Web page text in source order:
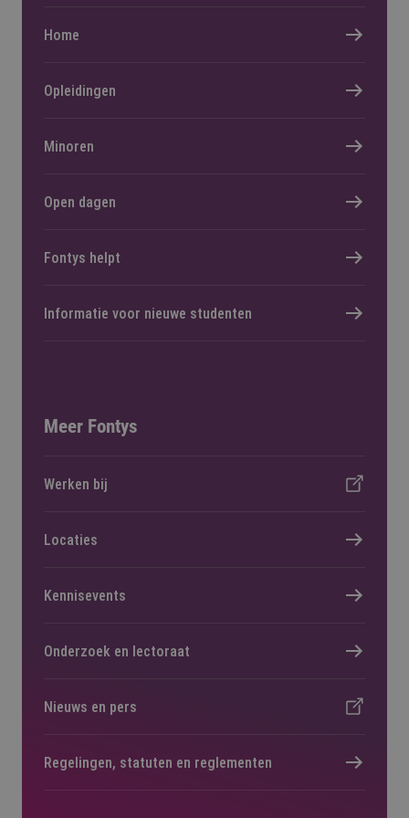
Home
Opleidingen
Minoren
Open dagen
Fontys helpt
Informatie voor nieuwe studenten
Meer Fontys
Werken bij
Locaties
Kennisevents
Onderzoek en lectoraat
Nieuws en pers
Regelingen, statuten en reglementen